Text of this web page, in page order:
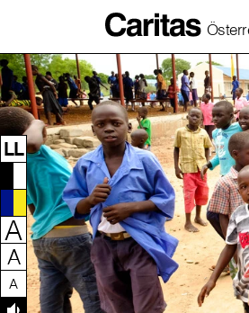
Zum Inhalt dieser Seite
Zur Navigation
Zum Footer dieser Seite
LL
A
A
A